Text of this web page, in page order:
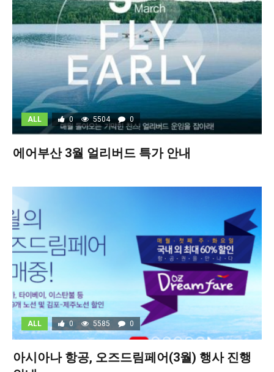
ALL 0 5504 0
에어부산 3월 얼리버드 특가 안내
ALL 0 5585 0
아시아나 항공, 오즈드림페어(3월) 행사 진행